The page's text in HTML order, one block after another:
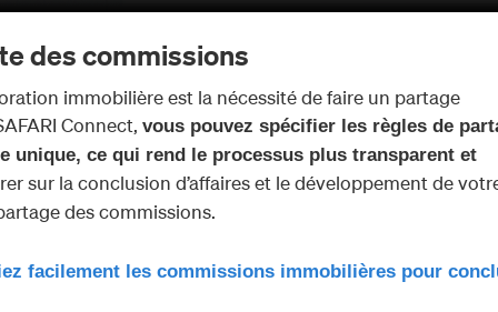
des commissions
immobilière est la nécessité de faire un partage
Connect, vous pouvez spécifier les règles de
unique, ce qui rend le processus plus transparent et
sur la conclusion d’affaires et le développement de
des commissions.
facilement les commissions immobilières pour